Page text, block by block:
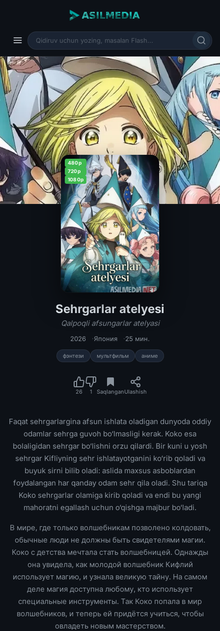
480p
720p
1080p
Sehrgarlar atelyesi
Sehrgarlar atelyesi / Qalpoqli
Qalpoqli afsungarlar atelyasi
2026 Япония 25 мин.
фэнтези мультфильм аниме
26 1 SaqlanganUlashish
Faqat sehrgarlargina afsun ishlata oladigan dunyoda oddiy
odamlar sehrga guvoh bo‘lmasligi kerak. Koko esa
bolaligidan sehrgar bo‘lishni orzu qilardi. Bir kuni u yosh
sehrgar Kifliyning sehr ishlatayotganini ko‘rib qoladi va
buyuk sirni bilib oladi: aslida maxsus asboblardan
foydalangan har qanday odam sehr qila oladi. Shu tariqa
Koko sehrgarlar olamiga kirib qoladi va endi bu yangi
mahoratni egallash uchun o‘qishga majbur bo‘ladi.
В мире, где только волшебникам позволено колдовать,
обычные люди не должны быть свидетелями магии.
Коко с детства мечтала стать волшебницей. Однажды
она увидела, как молодой волшебник Кифлий
использует магию, и узнала великую тайну. На самом
деле магия доступна любому, кто использует
специальные инструменты. Так Коко попала в мир
волшебников, и теперь ей придётся учиться, чтобы
овладеть новым мастерством.